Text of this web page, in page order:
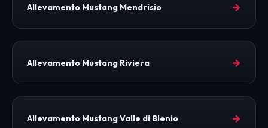
Allevamento Mustang Mendrisio →
Allevamento Mustang Riviera →
Allevamento Mustang Valle di Blenio →